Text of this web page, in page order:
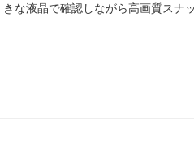
きな液晶で確認しながら高画質スナ